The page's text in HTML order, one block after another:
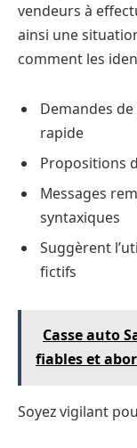
vendeurs à
ainsi une
comment les
Demandes
rapide
Propositions
Messages
syntaxiques
Suggèrent
fictifs
Casse auto
fiables et
Soyez vigilant